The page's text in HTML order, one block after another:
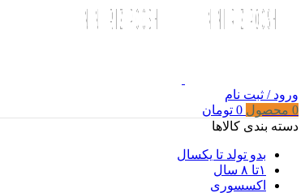
ورود / ثبت نام
0 محصول 0 تومان
دسته بندی کالاها
بدو تولد تا یکسال
۱تا ۸ سال
اکسسوری